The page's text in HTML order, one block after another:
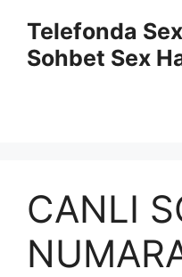
Telefonda
Sohbet Sex
CANLI